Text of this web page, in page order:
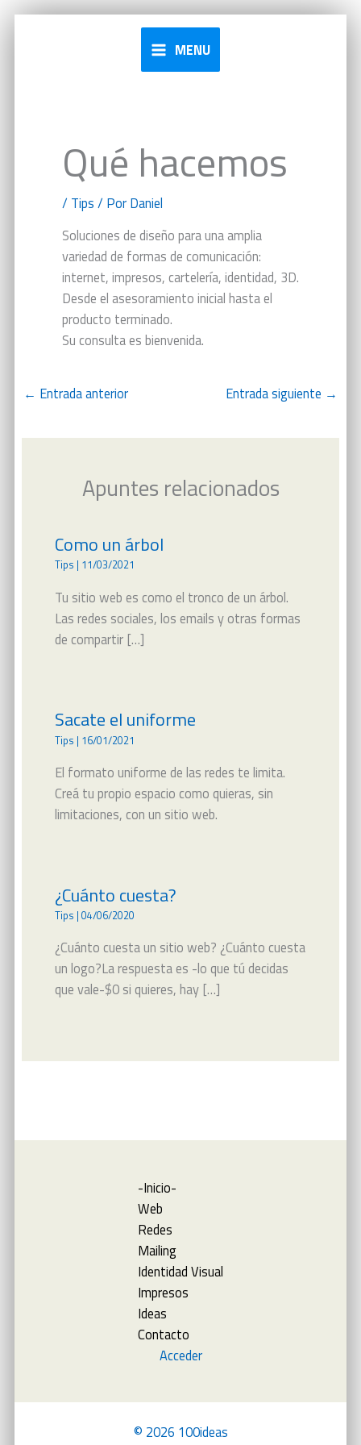
MENU
Qué hacemos
/ Tips / Por Daniel
Soluciones de diseño para una amplia
variedad de formas de comunicación:
internet, impresos, cartelería, identidad, 3D.
Desde el asesoramiento inicial hasta el
producto terminado.
Su consulta es bienvenida.
← Entrada anterior Entrada siguiente →
Apuntes relacionados
Como un árbol
Tips | 11/03/2021
Tu sitio web es como el tronco de un árbol.
Las redes sociales, los emails y otras formas
de compartir […]
Sacate el uniforme
Tips | 16/01/2021
El formato uniforme de las redes te limita.
Creá tu propio espacio como quieras, sin
limitaciones, con un sitio web.
¿Cuánto cuesta?
Tips | 04/06/2020
¿Cuánto cuesta un sitio web? ¿Cuánto cuesta
un logo?La respuesta es -lo que tú decidas
que vale-$0 si quieres, hay […]
-Inicio-
Web
Redes
Mailing
Identidad Visual
Impresos
Ideas
Contacto
Acceder
© 2026 100ideas